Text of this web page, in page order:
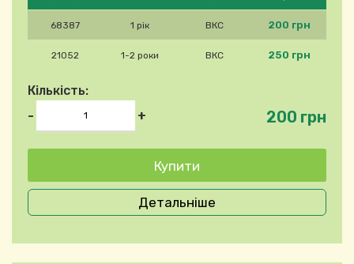
68387 1 рік ВКС 200 грн
21052 1-2 роки ВКС 250 грн
Кількість:
-
+ 200 грн
Детальніше